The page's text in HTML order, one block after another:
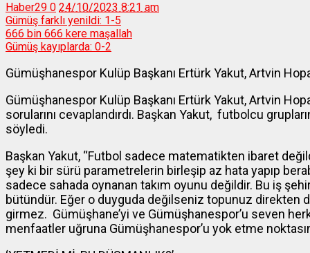
Haber29 0 24/10/2023 8:21 am
Gümüş farklı yenildi: 1-5
666 bin 666 kere maşallah
Gümüş kayıplarda: 0-2
Gümüşhanespor Kulüp Başkanı Ertürk Yakut, Artvin
Gümüşhanespor Kulüp Başkanı Ertürk Yakut, Artvin
sorularını cevaplandırdı. Başkan Yakut, futbolcu
söyledi.
Başkan Yakut, “Futbol sadece matematikten ibaret
şey ki bir sürü parametrelerin birleşip az hata yapıp
sadece sahada oynanan takım oyunu değildir. Bu iş
bütündür. Eğer o duyguda değilseniz topunuz direkten
girmez. Gümüşhane’yi ve Gümüşhanespor’u seven
menfaatler uğruna Gümüşhanespor’u yok etme